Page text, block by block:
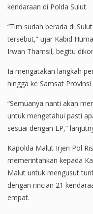
kendaraan di Polda Sulut.
“Tim sudah berada di
tersebut,” ujar Kabid
Irwan Thamsil, begitu
Ia mengatakan langkah
hingga ke Samsat
“Semuanya nanti akan
untuk mengetahui pasti
sesuai dengan LP,”
Kapolda Malut Irjen Pol
memerintahkan kepada
Malut untuk mengusut
dengan rincian 21
empat.